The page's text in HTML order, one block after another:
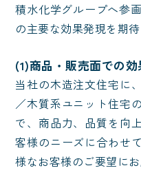
積水化学グループへ参
の主要な効果発現を期待
(1)商品・販売面での効
当社の木造注文住宅に
／木質系ユニット住宅
で、商品力、品質を向
客様のニーズに合わせ
様なお客様のご要望にお